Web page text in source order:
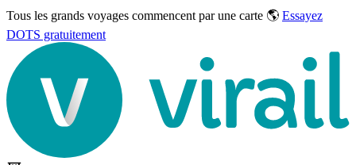
Tous les grands voyages commencent par une carte 🌎 Essayez
DOTS gratuitement